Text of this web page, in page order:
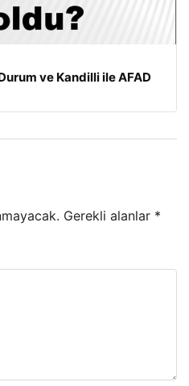
ve Kandilli ile AFAD
Gerekli alanlar *